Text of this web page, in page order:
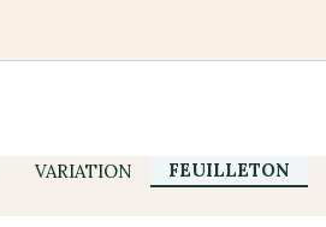
VARIATION FEUILLETON